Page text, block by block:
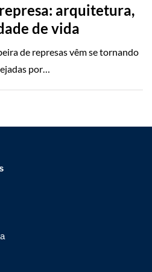
arquitetura,
de vida
de represas vêm se tornando
por…